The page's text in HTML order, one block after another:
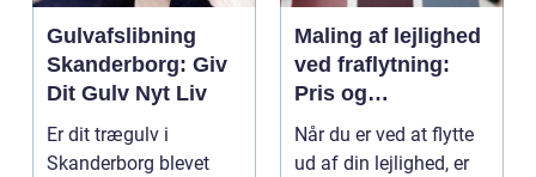
Gulvafslibning
Skanderborg: Giv
Dit Gulv Nyt Liv
Er dit trægulv i
Skanderborg blevet
Maling af lejlighed
ved fraflytning:
Pris og
overvejelser
Når du er ved at flytte
ud af din lejlighed, er